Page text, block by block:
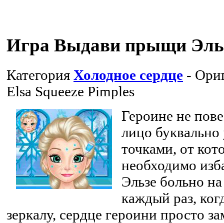
Игра Выдави прыщи
Категория Холодное сердце -
Elsa Squeeze Pimples
Героине не
лицо
точками, от
необходимо
Эльзе больно
каждый раз,
зеркалу, сердце героини просто